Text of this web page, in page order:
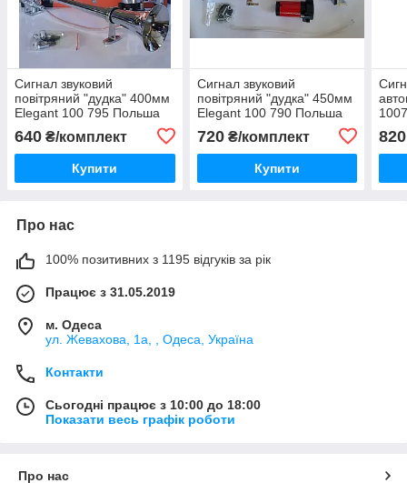
Сигнал звуковий
повітряний "дудка" 400мм
Elegant 100 795 Польша
640 ₴/комплект
Купити
Сигнал звуковий
повітряний "дудка" 450мм
Elegant 100 790 Польша
720₴/комплект
Купити
820
Про нас
100% позитивних з 1195 відгуків за рік
Працює з 31.05.2019
м. Одеса
ул. Жевахова, 1a, , Одеса, Україна
Контакти
Сьогодні працює з 10:00 до 18:00
Показати весь графік роботи
Про нас